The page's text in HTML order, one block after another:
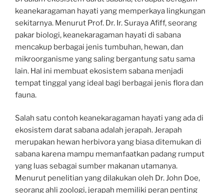
keanekaragaman hayati yang memperkaya lingkungan
sekitarnya. Menurut Prof. Dr. Ir. Suraya Afiff, seorang
pakar biologi, keanekaragaman hayati di sabana
mencakup berbagai jenis tumbuhan, hewan, dan
mikroorganisme yang saling bergantung satu sama
lain. Hal ini membuat ekosistem sabana menjadi
tempat tinggal yang ideal bagi berbagai jenis flora dan
fauna.
Salah satu contoh keanekaragaman hayati yang ada di
ekosistem darat sabana adalah jerapah. Jerapah
merupakan hewan herbivora yang biasa ditemukan di
sabana karena mampu memanfaatkan padang rumput
yang luas sebagai sumber makanan utamanya.
Menurut penelitian yang dilakukan oleh Dr. John Doe,
seorang ahli zoologi, jerapah memiliki peran penting